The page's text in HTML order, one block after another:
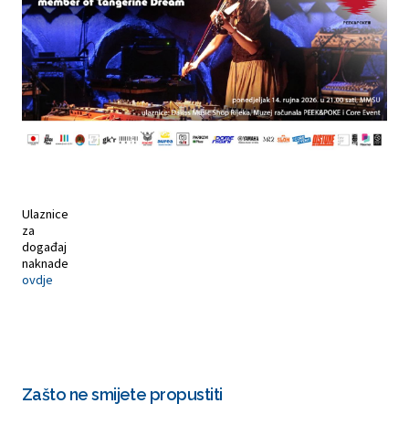
Ulaznice
za
događaj
naknade
ovdje
Zašto ne smijete propustiti